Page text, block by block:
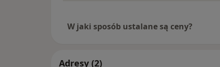
W jaki sposób ustalane są ceny?
Adresy (2)